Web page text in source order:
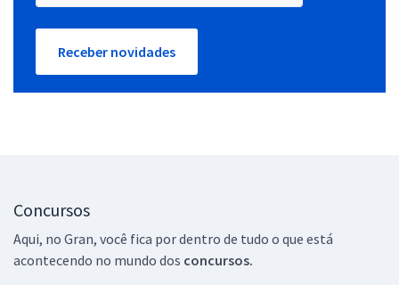
Receber novidades
Concursos
Aqui, no Gran, você fica por dentro de tudo o que está
acontecendo no mundo dos concursos.